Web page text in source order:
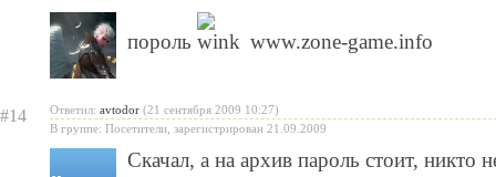
пороль www.zone-game.info
#14 Ответил: avtodor (21 сентября 2009 10:27)
В группе: Посетители, зарегистрирован 21.09.2009
Скачал, а на архив пароль стоит, никто